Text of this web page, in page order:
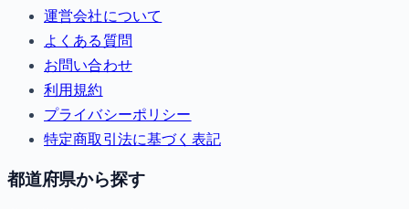
運営会社について
よくある質問
お問い合わせ
利用規約
プライバシーポリシー
特定商取引法に基づく表記
都道府県から探す